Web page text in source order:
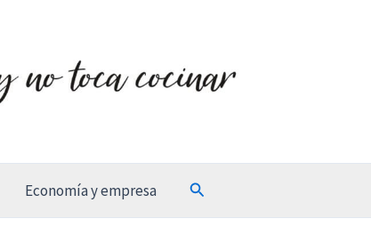
Economía y empresa Buscar